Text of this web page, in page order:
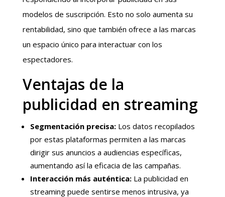
modelos de suscripción. Esto no solo aumenta su
rentabilidad, sino que también ofrece a las marcas
un espacio único para interactuar con los
espectadores.
Ventajas de la
publicidad en streaming
Segmentación precisa:Los datos recopilados
por estas plataformas permiten a las marcas
dirigir sus anuncios a audiencias específicas,
aumentando así la eficacia de las campañas.
Interacción más auténtica:La publicidad en
streaming puede sentirse menos intrusiva, ya